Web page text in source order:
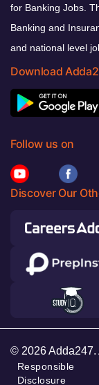
for Banking Jobs.
Banking and
and national level
Download
Follow us on
Discover Our
© 2026 Adda247.
Responsible
Disclosure